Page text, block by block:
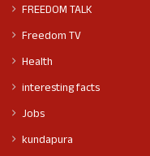
FREEDOM TALK
Freedom TV
Health
interesting facts
Jobs
kundapura